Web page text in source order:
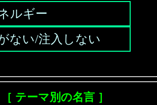
ルギー
ない/注入しない
［ テーマ別の名言 ］